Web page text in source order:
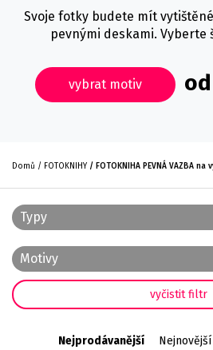
Svoje fotky budete mít
pevnými deskami. Vyberte
vybrat motiv
Domů FOTOKNIHY FOTOKNIHA PEVNÁ VAZBA na
Typy
Motivy
Nejprodávanější Nejnovější